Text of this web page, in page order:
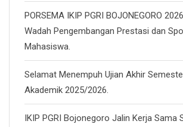
PORSEMA IKIP PGRI BOJONEGORO
Wadah Pengembangan Prestasi dan
Mahasiswa.
Selamat Menempuh Ujian Akhir
Akademik 2025/2026.
IKIP PGRI Bojonegoro Jalin Kerja Sama